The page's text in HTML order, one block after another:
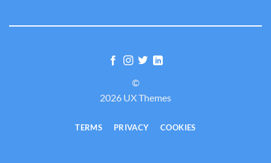
©
2026 UX Themes
TERMS PRIVACY COOKIES